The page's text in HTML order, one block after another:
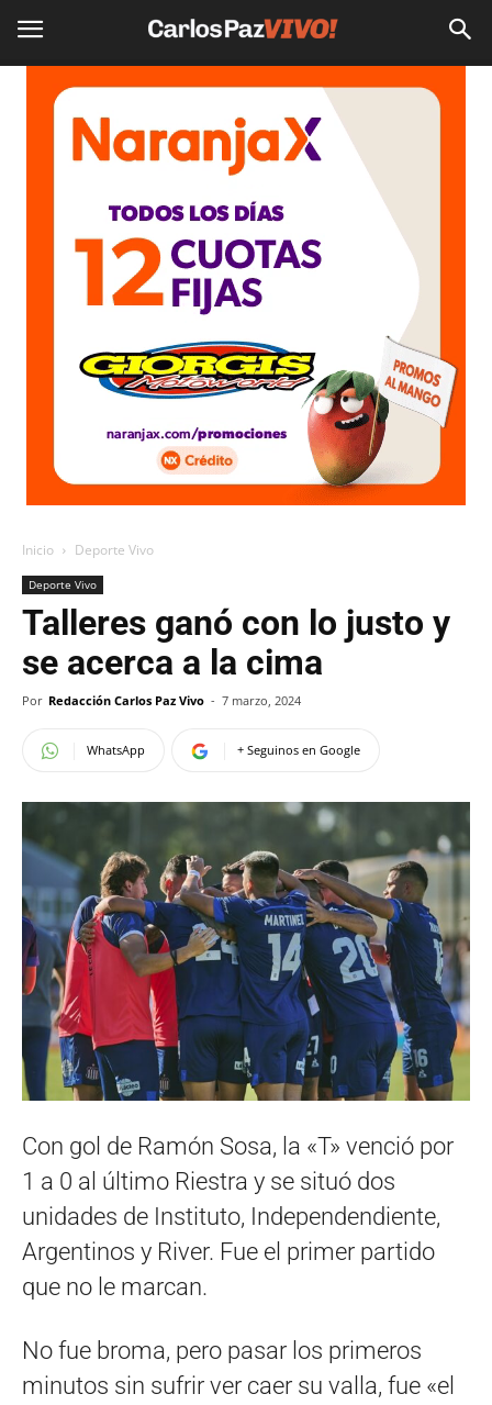
Inicio Deporte Vivo
Deporte Vivo
Talleres ganó con lo justo y
se acerca a la cima
Por Redacción Carlos Paz Vivo - 7 marzo, 2024
WhatsApp + Seguinos en Google
Con gol de Ramón Sosa, la «T» venció por
1 a 0 al último Riestra y se situó dos
unidades de Instituto, Independendiente,
Argentinos y River. Fue el primer partido
que no le marcan.
No fue broma, pero pasar los primeros
minutos sin sufrir ver caer su valla, fue «el